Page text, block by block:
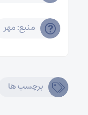
منبع: مهر
برچسب ها